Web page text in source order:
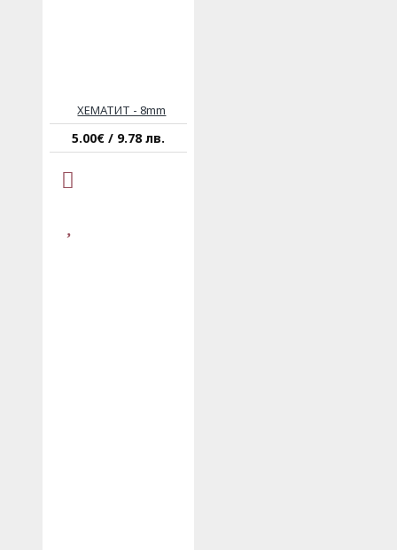
ХЕМАТИТ - 8mm
5.00€ / 9.78 лв.